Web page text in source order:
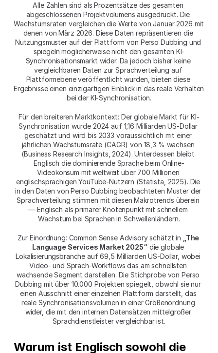
Alle Zahlen sind als Prozentsätze des gesamten
abgeschlossenen Projektvolumens ausgedrückt. Die
Wachstumsraten vergleichen die Werte von Januar 2026 mit
denen von März 2026. Diese Daten repräsentieren die
Nutzungsmuster auf der Plattform von Perso Dubbing und
spiegeln möglicherweise nicht den gesamten KI-
Synchronisationsmarkt wider. Da jedoch bisher keine
vergleichbaren Daten zur Sprachverteilung auf
Plattformebene veröffentlicht wurden, bieten diese
Ergebnisse einen einzigartigen Einblick in das reale Verhalten
bei der KI-Synchronisation.
Für den breiteren Marktkontext: Der globale Markt für KI-
Synchronisation wurde 2024 auf 1,16 Milliarden US-Dollar
geschätzt und wird bis 2033 voraussichtlich mit einer
jährlichen Wachstumsrate (CAGR) von 18,3 % wachsen
(Business Research Insights, 2024). Unterdessen bleibt
Englisch die dominierende Sprache beim Online-
Videokonsum mit weltweit über 700 Millionen
englischsprachigen YouTube-Nutzern (Statista, 2025). Die
in den Daten von Perso Dubbing beobachteten Muster der
Sprachverteilung stimmen mit diesen Makrotrends überein
— Englisch als primärer Knotenpunkt mit schnellem
Wachstum bei Sprachen in Schwellenländern.
Zur Einordnung: Common Sense Advisory schätzt in
„The
Language Services Market 2025“ die globale
Lokalisierungsbranche auf 69,5 Milliarden US-Dollar, wobei
Video- und Sprach-Workflows das am schnellsten
wachsende Segment darstellen. Die Stichprobe von Perso
Dubbing mit über 10.000 Projekten spiegelt, obwohl sie nur
einen Ausschnitt einer einzelnen Plattform darstellt, das
reale Synchronisationsvolumen in einer Größenordnung
wider, die mit den internen Datensätzen mittelgroßer
Sprachdienstleister vergleichbar ist.
Warum ist Englisch sowohl die